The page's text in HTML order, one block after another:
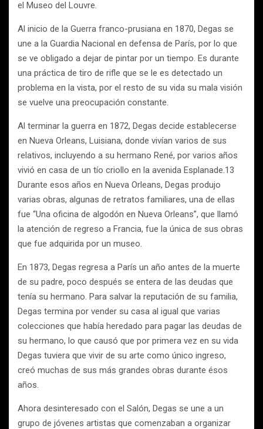
el Museo del Louvre.
Al inicio de la Guerra franco-prusiana en 1870, Degas se
une a la Guardia Nacional en defensa de París, por lo que
se ve obligado a dejar de pintar por un tiempo. Es durante
una práctica de tiro de rifle que se le es detectado un
problema en la vista, por el resto de su vida su mala visión
se vuelve una preocupación constante.
Al terminar la guerra en 1872, Degas decide establecerse
en Nueva Orleans, Luisiana, donde vivían varios de sus
relativos, incluyendo a su hermano René, por varios años
vivió en casa de un tío criollo en la avenida Esplanade.13
Durante esos años en Nueva Orleans, Degas produjo
varias obras, algunas de retratos familiares, una de ellas
fue “Una oficina de algodón en Nueva Orleans”, que llamó
la atención de regreso a Francia, fue la única de sus obras
que fue adquirida por un museo.
En 1873, Degas regresa a París un año antes de la muerte
de su padre, poco después se entera de las deudas que
tenía su hermano. Para salvar la reputación de su familia,
Degas termina por vender su casa al igual que varias
colecciones que había heredado para pagar las deudas de
su hermano, lo que causó que por primera vez en su vida
Degas tuviera que vivir de su arte como único ingreso,
creó muchas de sus más grandes obras durante ésos
años.
Ahora desinteresado con el Salón, Degas se une a un
grupo de jóvenes artistas que comenzaban a organizar